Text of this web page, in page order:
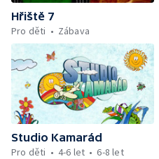
Hřiště 7
Pro děti
Zábava
Studio Kamarád
Pro děti
4-6 let 6-8 let